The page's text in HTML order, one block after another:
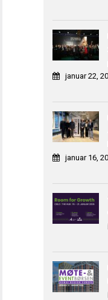
januar 22,
januar 16,